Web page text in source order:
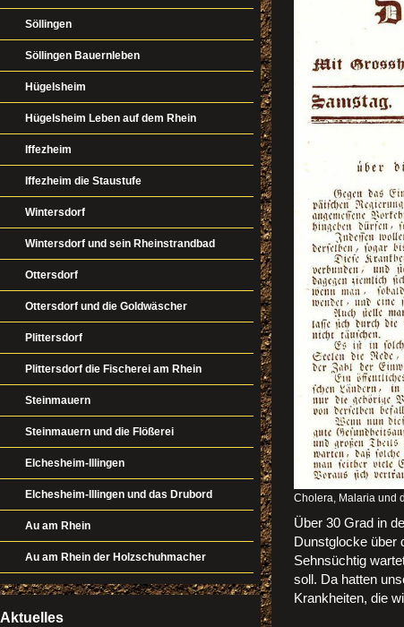
Cholera, Malaria und
Über 30 Grad in
Dunstglocke über
Sehnsüchtig
soll. Da hatten
Krankheiten, die
Söllingen
Söllingen Bauernleben
Hügelsheim
Hügelsheim Leben auf dem Rhein
Iffezheim
Iffezheim die Staustufe
Wintersdorf
Wintersdorf und sein Rheinstrandbad
Ottersdorf
Ottersdorf und die Goldwäscher
Plittersdorf
Plittersdorf die Fischerei am Rhein
Steinmauern
Steinmauern und die Flößerei
Elchesheim-Illingen
Elchesheim-Illingen und das Drubord
Au am Rhein
Au am Rhein der Holzschuhmacher
Aktuelles